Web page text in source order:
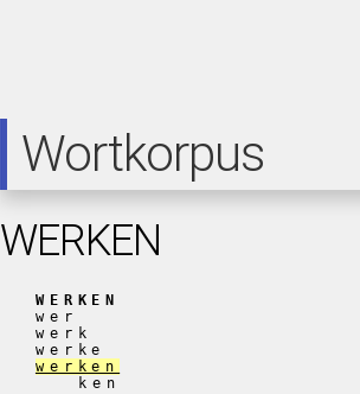
Wortkorpus
WERKEN
WERKEN
wer
werk
werke
werken
ken